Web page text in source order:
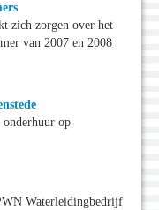
zich zorgen over het
van 2007 en 2008
op
Waterleidingbedrijf